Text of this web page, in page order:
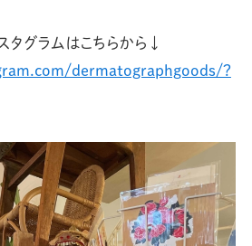
タグラムはこちらから↓
dermatographgoods/?